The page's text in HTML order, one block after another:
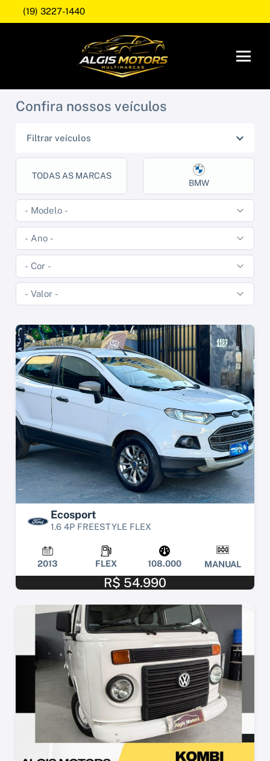
(19) 3227-1440
Confira nossos veículos
Filtrar veículos
TODAS AS MARCAS
BMW
Ecosport
1.6 4P FREESTYLE FLEX
2013 FLEX 108.000 MANUAL
R$ 54.990